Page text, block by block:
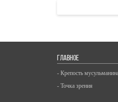
ГЛАВНОЕ
- Крепость
- Точка зрения